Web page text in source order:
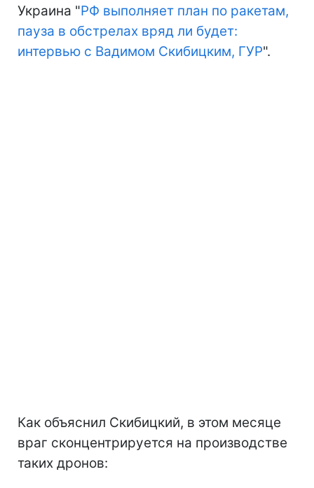
Украина "РФ выполняет план по ракетам,
пауза в обстрелах вряд ли будет:
интервью с Вадимом Скибицким, ГУР".
Как объяснил Скибицкий, в этом месяце
враг сконцентрируется на производстве
таких дронов: